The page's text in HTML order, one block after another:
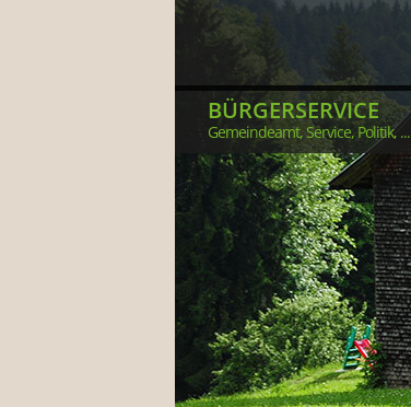
BÜRGERSERVICE
Gemeindeamt, Service, Politik, ...